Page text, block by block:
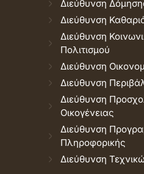
Διεύθυνση
Διεύθυνση
Διεύθυνση
Πολιτισμού
Διεύθυνση
Διεύθυνση
Διεύθυνση
Οικογένειας
Διεύθυνση
Πληροφορικής
Διεύθυνση